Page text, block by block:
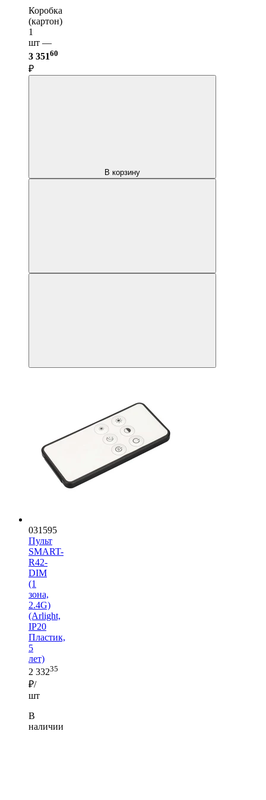
Коробка
(картон)
1
шт —
3 35160
₽
В корзину
031595
Пульт
SMART-
R42-
DIM
(1
зона,
2.4G)
(Arlight,
IP20
Пластик,
5
лет)
2 33235
₽/
шт
В
наличии